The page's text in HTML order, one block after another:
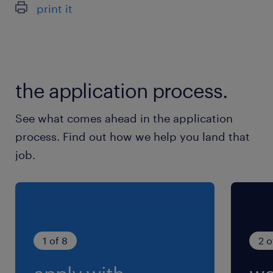
correctives.
Nous recherchons un(e) technicien(ne)
d'une expertise reconnue sur machines CN
Profil recherché :
print it
the application process.
See what comes ahead in the application
process. Find out how we help you land that
job.
1 of 8 2